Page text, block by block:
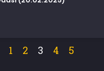
1 2 3 4 5